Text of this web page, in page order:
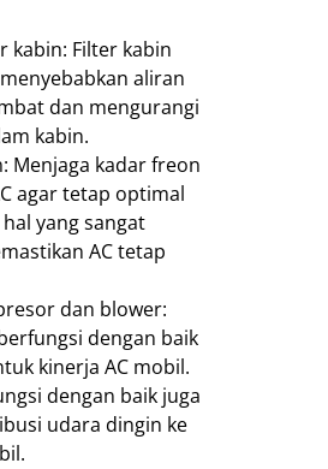
kabin: Filter kabin
aliran
dan mengurangi
kabin.
Menjaga kadar freon
agar tetap optimal
yang sangat
AC tetap
dan blower:
dengan baik
kinerja AC mobil.
dengan baik juga
udara dingin ke